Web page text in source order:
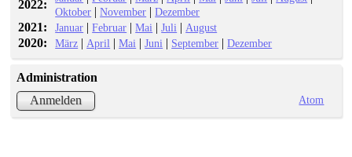
2022:
Oktober |November |Dezember
2021: Januar |Februar |Mai |Juli | August
2020: März | April |Mai |Juni | September |Dezember
Administration
Anmelden
Atom